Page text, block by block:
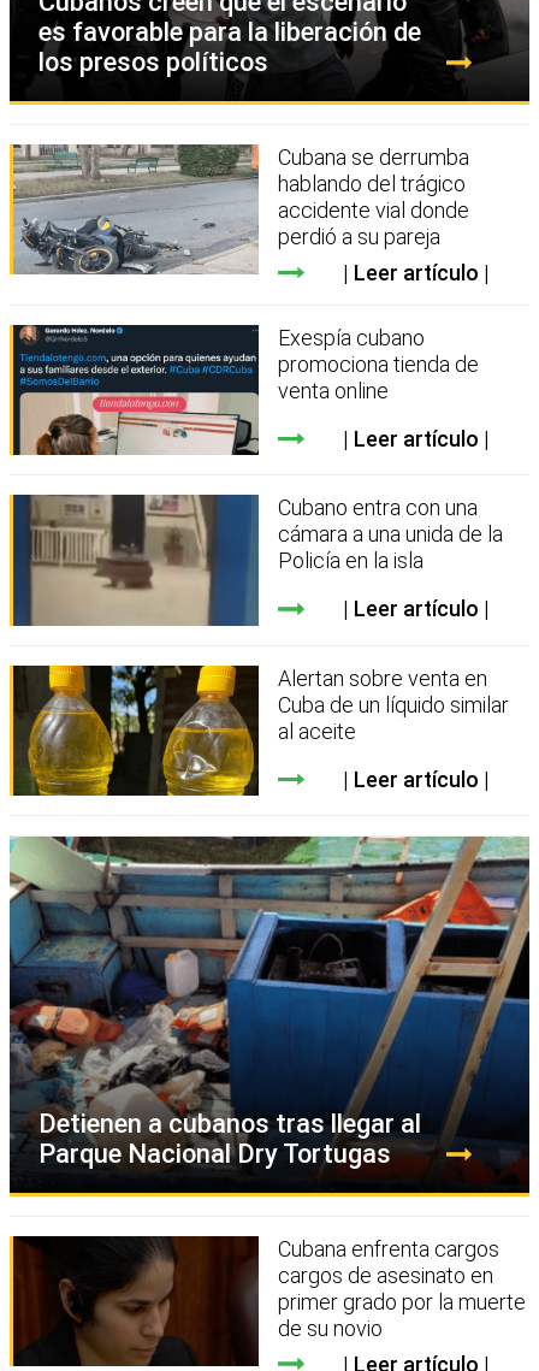
es favorable para la liberación de
los presos políticos
Cubana se derrumba
hablando del trágico
accidente vial donde
perdió a su pareja
Leer artículo
Exespía cubano
promociona tienda de
venta online
Leer artículo
Cubano entra con una
cámara a una unida de la
Policía en la isla
Leer artículo
Alertan sobre venta en
Cuba de un líquido similar
al aceite
Leer artículo
Detienen a cubanos tras llegar al
Parque Nacional Dry Tortugas
Cubana enfrenta cargos
cargos de asesinato en
primer grado por la muerte
de su novio
Leer artículo